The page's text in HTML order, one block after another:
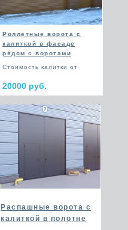
20000 руб.
Роллетные ворота с
калиткой в фасаде
рядом с воротами
Стоимость калитки от
Распашные ворота с
калиткой в полотне